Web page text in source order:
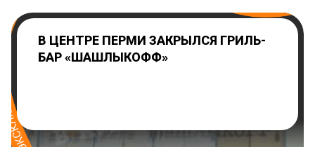
В ЦЕНТРЕ ПЕРМИ ЗАКРЫЛСЯ ГРИЛЬ-
БАР «ШАШЛЫКОФФ»